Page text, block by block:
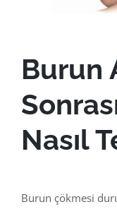
Burun
Nasıl
Burun çökmesi